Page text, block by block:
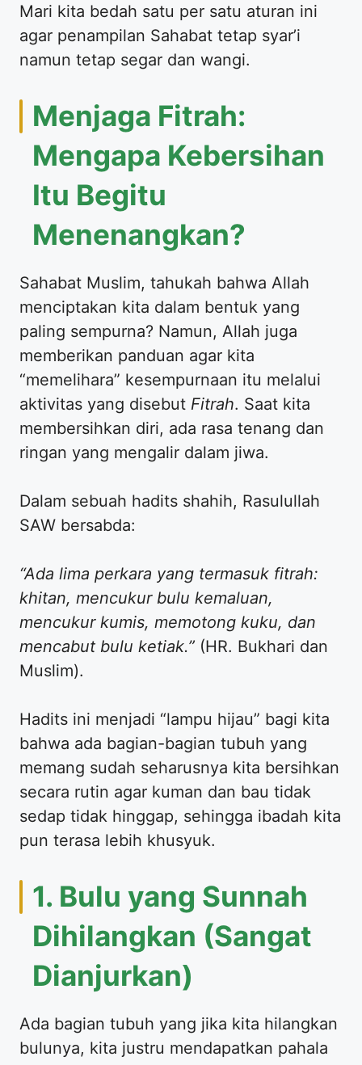
Mari kita bedah satu per satu aturan ini
agar penampilan Sahabat tetap syar’i
namun tetap segar dan wangi.
​Menjaga Fitrah:
Mengapa Kebersihan
Itu Begitu
Menenangkan?
​Sahabat Muslim, tahukah bahwa Allah
menciptakan kita dalam bentuk yang
paling sempurna? Namun, Allah juga
memberikan panduan agar kita
“memelihara” kesempurnaan itu melalui
aktivitas yang disebut Fitrah. Saat kita
membersihkan diri, ada rasa tenang dan
ringan yang mengalir dalam jiwa.
​Dalam sebuah hadits shahih, Rasulullah
SAW bersabda:
“Ada lima perkara yang termasuk fitrah:
khitan, mencukur bulu kemaluan,
mencukur kumis, memotong kuku, dan
mencabut bulu ketiak.” (HR. Bukhari dan
Muslim).
​Hadits ini menjadi “lampu hijau” bagi kita
bahwa ada bagian-bagian tubuh yang
memang sudah seharusnya kita bersihkan
secara rutin agar kuman dan bau tidak
sedap tidak hinggap, sehingga ibadah kita
pun terasa lebih khusyuk.
​1. Bulu yang Sunnah
Dihilangkan (Sangat
Dianjurkan)
​Ada bagian tubuh yang jika kita hilangkan
bulunya, kita justru mendapatkan pahala